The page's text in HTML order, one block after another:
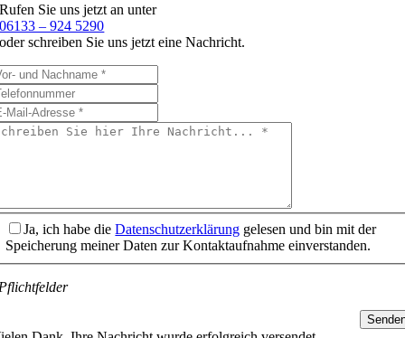
Rufen Sie uns jetzt an unter
06133 – 924 5290
oder schreiben Sie uns jetzt eine Nachricht.
Ja, ich habe dieDatenschutzerklärung gelesen und bin mit der
Speicherung meiner Daten zur Kontaktaufnahme einverstanden.